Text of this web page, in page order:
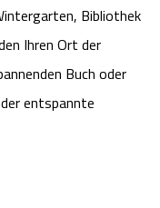
Bowl
Celle
Bibliothek
Ihren Ort der
Buch oder
entspannte